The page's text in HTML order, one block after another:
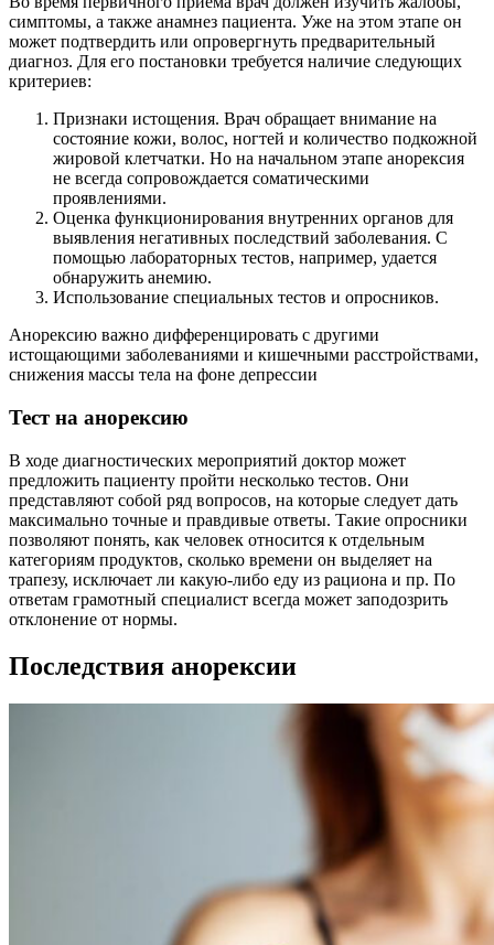
симптомы, а также анамнез пациента. Уже на этом этапе он
может подтвердить или опровергнуть предварительный
диагноз. Для его постановки требуется наличие следующих
критериев:
Признаки истощения. Врач обращает внимание на
состояние кожи, волос, ногтей и количество подкожной
жировой клетчатки. Но на начальном этапе анорексия
не всегда сопровождается соматическими
проявлениями.
Оценка функционирования внутренних органов для
выявления негативных последствий заболевания. С
помощью лабораторных тестов, например, удается
обнаружить анемию.
Использование специальных тестов и опросников.
Анорексию важно дифференцировать с другими
истощающими заболеваниями и кишечными расстройствами,
снижения массы тела на фоне депрессии
Тест на анорексию
В ходе диагностических мероприятий доктор может
предложить пациенту пройти несколько тестов. Они
представляют собой ряд вопросов, на которые следует дать
максимально точные и правдивые ответы. Такие опросники
позволяют понять, как человек относится к отдельным
категориям продуктов, сколько времени он выделяет на
трапезу, исключает ли какую-либо еду из рациона и пр. По
ответам грамотный специалист всегда может заподозрить
отклонение от нормы.
Последствия анорексии